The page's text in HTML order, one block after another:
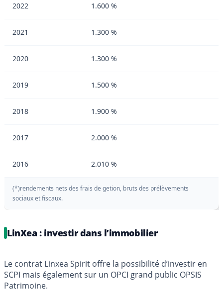
2022 1.600 %
2021 1.300 %
2020 1.300 %
2019 1.500 %
2018 1.900 %
2017 2.000 %
2016 2.010 %
(*)rendements nets des frais de getion, bruts des prélèvements
sociaux et fiscaux.
LinXea : investir dans l’immobilier
Le contrat Linxea Spirit offre la possibilité d’investir en
SCPI mais également sur un OPCI grand public OPSIS
Patrimoine.